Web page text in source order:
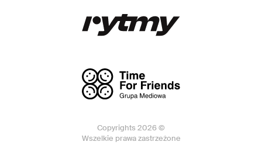
Copyrights 2026 ©
Wszelkie prawa zastrzeżone